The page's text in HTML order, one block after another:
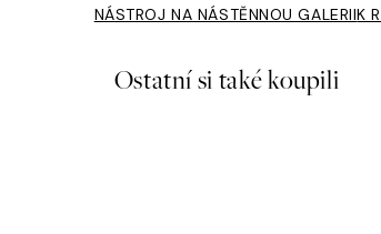
NÁSTROJ NA NÁSTĚNNOU GALERIIK
Ostatní si také koupili